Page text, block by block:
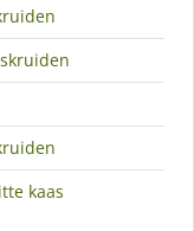
kaas